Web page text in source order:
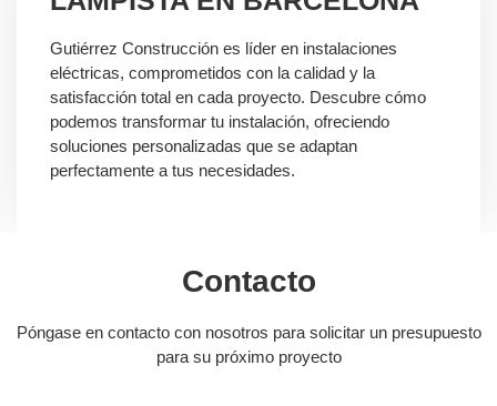
Gutiérrez Construcción es líder en instalaciones
eléctricas, comprometidos con la calidad y la
satisfacción total en cada proyecto. Descubre cómo
podemos transformar tu instalación, ofreciendo
soluciones personalizadas que se adaptan
perfectamente a tus necesidades.
Contacto
Póngase en contacto con nosotros para solicitar un presupuesto
para su próximo proyecto